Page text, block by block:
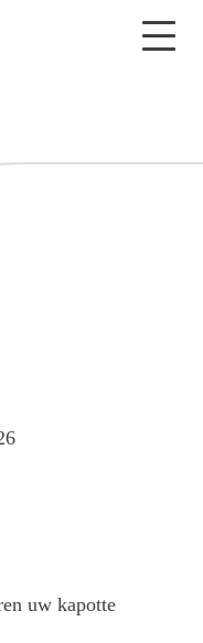
uw kapotte